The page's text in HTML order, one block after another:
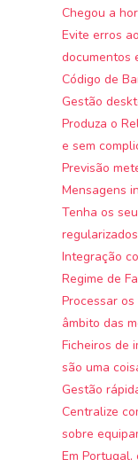
Chegou a
Evite erros
documentos
Código de
Gestão
Produza o
e sem
Previsão
Mensagens
Tenha os
Integração
Regime de
Processar
âmbito das
Ficheiros de
são uma
Gestão
Centralize
sobre
Em